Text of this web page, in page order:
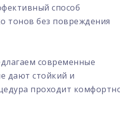
способ
тонов без повреждения
современные
дают стойкий и
проходит